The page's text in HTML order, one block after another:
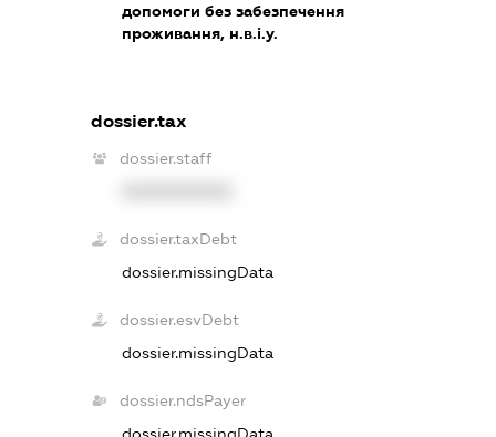
допомоги без забезпечення
проживання, н.в.і.у.
dossier.tax
dossier.staff
dossier.taxDebt
dossier.missingData
dossier.esvDebt
dossier.missingData
dossier.ndsPayer